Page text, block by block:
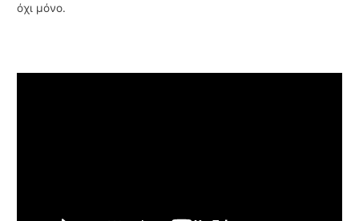
όχι μόνο.